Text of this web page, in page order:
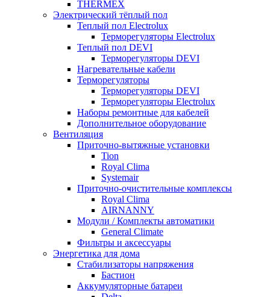
THERMEX
Электрический тёплый пол
Теплый пол Electrolux
Терморегуляторы Electrolux
Теплый пол DEVI
Терморегуляторы DEVI
Нагревательные кабели
Терморегуляторы
Терморегуляторы DEVI
Терморегуляторы Electrolux
Наборы ремонтные для кабелей
Дополнительное оборудование
Вентиляция
Приточно-вытяжные установки
Tion
Royal Clima
Systemair
Приточно-очистительные комплексы
Royal Clima
AIRNANNY
Модули / Комплекты автоматики
General Climate
Фильтры и аксессуары
Энергетика для дома
Стабилизаторы напряжения
Бастион
Аккумуляторные батареи